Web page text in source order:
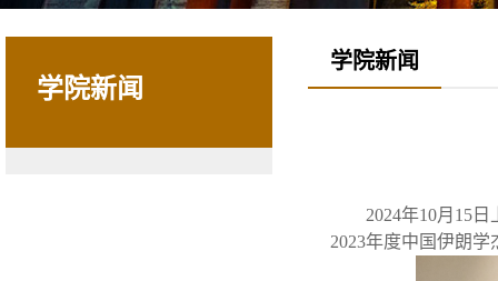
学院新闻
学院新闻
2024年10月15
2023年度中国伊朗